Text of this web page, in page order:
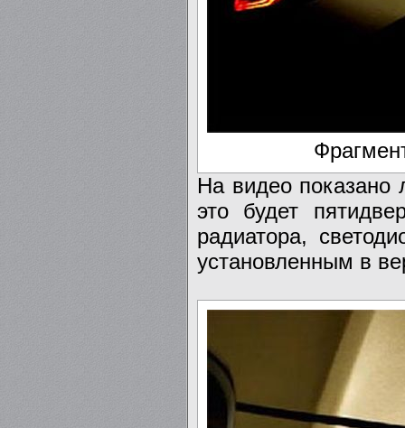
На видео показано
это будет
радиатора,
установленным в